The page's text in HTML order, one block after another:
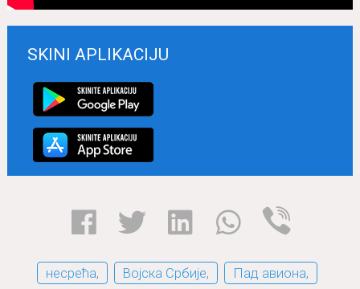
SKINI APLIKACIJU
несрећа, Војска Србије,
Пад авиона,